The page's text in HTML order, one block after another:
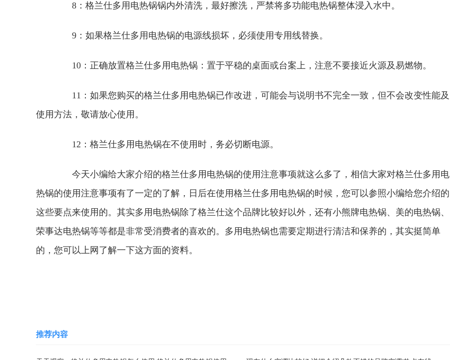
8：格兰仕多用电热锅锅内外清洗，最好擦洗，严禁将多功能电热锅整体浸入水中。
9：如果格兰仕多用电热锅的电源线损坏，必须使用专用线替换。
10：正确放置格兰仕多用电热锅：置于平稳的桌面或台案上，注意不要接近火源及易燃物。
11：如果您购买的格兰仕多用电热锅已作改进，可能会与说明书不完全一致，但不会改变性能及
使用方法，敬请放心使用。
12：格兰仕多用电热锅在不使用时，务必切断电源。
今天小编给大家介绍的格兰仕多用电热锅的使用注意事项就这么多了，相信大家对格兰仕多用电
热锅的使用注意事项有了一定的了解，日后在使用格兰仕多用电热锅的时候，您可以参照小编给您介绍的
这些要点来使用的。其实多用电热锅除了格兰仕这个品牌比较好以外，还有小熊牌电热锅、美的电热锅、
荣事达电热锅等等都是非常受消费者的喜欢的。多用电热锅也需要定期进行清洁和保养的，其实挺简单
的，您可以上网了解一下这方面的资料。
推荐内容